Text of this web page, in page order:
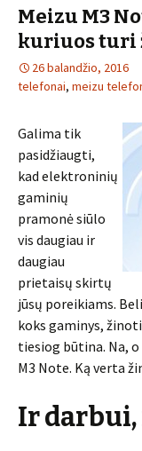
Meizu M3
kuriuos turi
26 balandžio, 2016
telefonai, meizu
Galima tik
pasidžiaugti,
kad elektroninių
gaminių
pramonė siūlo
vis daugiau ir
daugiau
prietaisų skirtų
jūsų poreikiams.
koks gaminys,
tiesiog būtina. Na,
M3 Note. Ką verta
Ir darbui,